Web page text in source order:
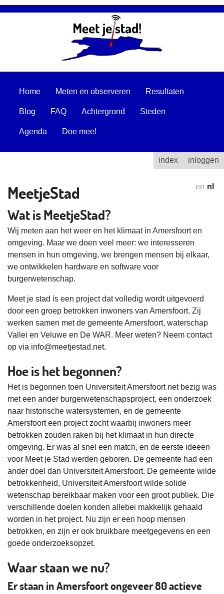
Home Meten en observeren Resultaten
Blog FAQ Achtergrond Steden
Agenda Doe mee!
index inloggen
MeetjeStad en nl
Wat is MeetjeStad?
Wij meten aan het weer en het klimaat in Amersfoort en
omgeving. Maar we doen veel meer: we interesseren
mensen in hun omgeving, we brengen mensen bij elkaar,
we ontwikkelen hardware en software voor
burgerwetenschap.
Meet je stad is een project dat volledig wordt uitgevoerd
door een groep betrokken inwoners van Amersfoort. Zij
werken samen met de gemeente Amersfoort, waterschap
Vallei en Veluwe en De WAR. Meer weten? Neem contact
op via info@meetjestad.net.
Hoe is het begonnen?
Het is begonnen toen Universiteit Amersfoort net bezig was
met een ander burgerwetenschapsproject, een onderzoek
naar historische watersystemen, en de gemeente
Amersfoort een project zocht waarbij inwoners meer
betrokken zouden raken bij het klimaat in hun directe
omgeving. Er was al snel een match, en de eerste ideeen
voor Meet je Stad werden geboren. De gemeente had een
ander doel dan Universiteit Amersfoort. De gemeente wilde
betrokkenheid, Universiteit Amersfoort wilde solide
wetenschap bereikbaar maken voor een groot publiek. Die
verschillende doelen konden allebei makkelijk gehaald
worden in het project. Nu zijn er een hoop mensen
betrokken, en zijn er ook bruikbare meetgegevens en een
goede onderzoeksopzet.
Waar staan we nu?
Er staan in Amersfoort ongeveer 80 actieve